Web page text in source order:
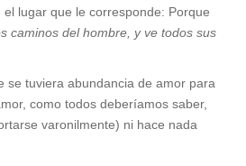
lugar que le corresponde: Porque
caminos del hombre, y ve todos sus
se tuviera abundancia de amor para
como todos deberíamos saber,
varonilmente) ni hace nada